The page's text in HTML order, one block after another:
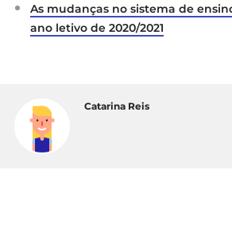
As mudanças no sistema de
ano letivo de 2020/2021
Catarina Reis